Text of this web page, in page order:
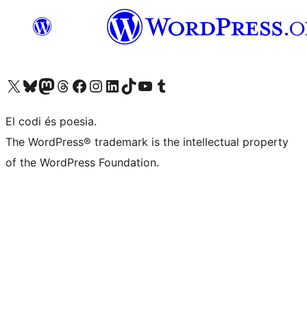
Visiteu el nostre compte X (abans Twitter)
Visiteu el nostre compte de Bluesky
Visiteu el nostre compte al Mastodon
Visiteu el nostre compte de Threads
Visiteu la nostra pàgina al Facebook
Visiteu el nostre compte d'Instagram
Visiteu el nostre compte de LinkedIn
Visiteu el nostre compte de TikTok
Visiteu el nostre canal al YouTube
Visiteu el nostre compte de Tumblr
El codi és poesia.
The WordPress® trademark is the intellectual property
of the WordPress Foundation.